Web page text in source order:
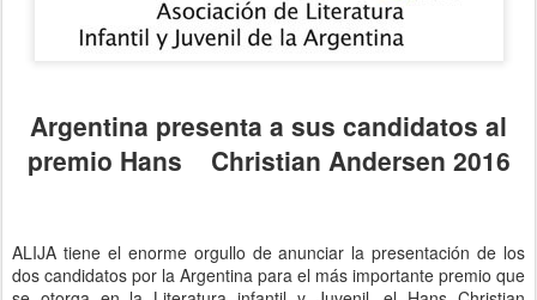
Argentina presenta a sus candidatos al
premio Hans Christian Andersen 2016
ALIJA tiene el enorme orgullo de anunciar la presentación de los
dos candidatos por la Argentina para el más importante premio que